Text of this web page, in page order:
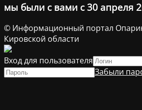
мы были с вами с 30 апреля
© Информационный портал
Кировской области
Вход для пользователя
Забыли